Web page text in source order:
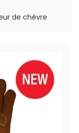
de chèvre